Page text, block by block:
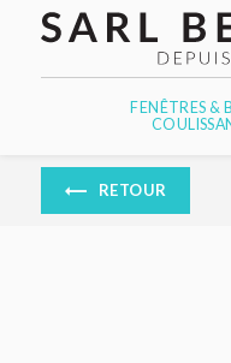
FENÊTRES &
RETOUR
Panneau de gestion des